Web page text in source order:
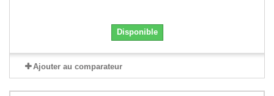
Disponible
Ajouter au comparateur